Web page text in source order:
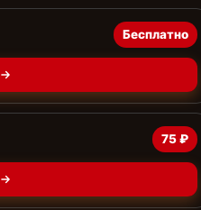
Бесплатно
75 ₽